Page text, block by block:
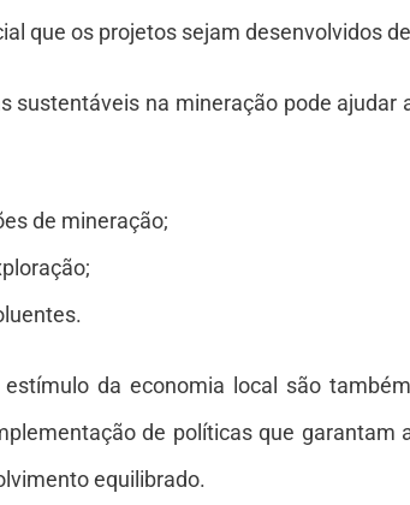
que os projetos sejam desenvolvidos
sustentáveis na mineração pode
de mineração;
da economia local são
de políticas que garantam
equilibrado.